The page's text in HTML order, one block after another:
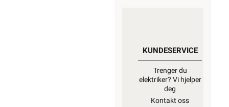
2150W
KUNDESERVICE
Trenger du
elektriker? Vi hjelper
deg
Kontakt oss